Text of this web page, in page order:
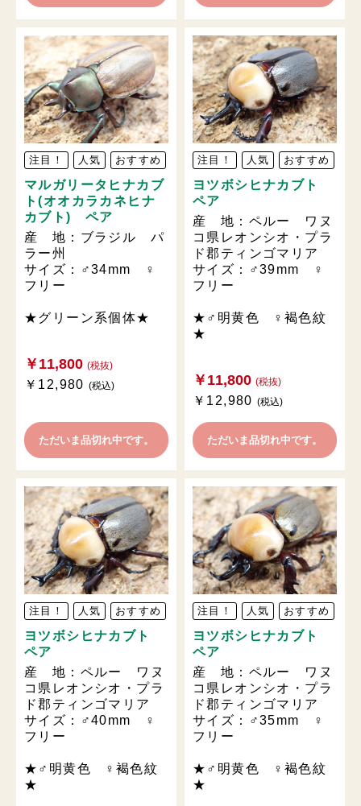
注目！ 人気 おすすめ
マルガリータヒナカブ
ト(オオカラカネヒナ
カブト) ペア
産 地：ブラジル パ
ラー州
サイズ：♂34mm ♀
フリー
★グリーン系個体★
￥11,800 (税抜)
￥12,980(税込)
ただいま品切れ中です。
注目！ 人気 おすすめ
ヨツボシヒナカブト
ペア
産 地：ペルー ワヌ
コ県レオンシオ・プラ
ド郡ティンゴマリア
サイズ：♂39mm ♀
フリー
★♂明黄色 ♀褐色紋
★
￥11,800 (税抜)
￥12,980(税込)
ただいま品切れ中です。
注目！ 人気 おすすめ
ヨツボシヒナカブト
ペア
産 地：ペルー ワヌ
コ県レオンシオ・プラ
ド郡ティンゴマリア
サイズ：♂40mm ♀
フリー
★♂明黄色 ♀褐色紋
★
注目！ 人気 おすすめ
ヨツボシヒナカブト
ペア
産 地：ペルー ワヌ
コ県レオンシオ・プラ
ド郡ティンゴマリア
サイズ：♂35mm ♀
フリー
★♂明黄色 ♀褐色紋
★